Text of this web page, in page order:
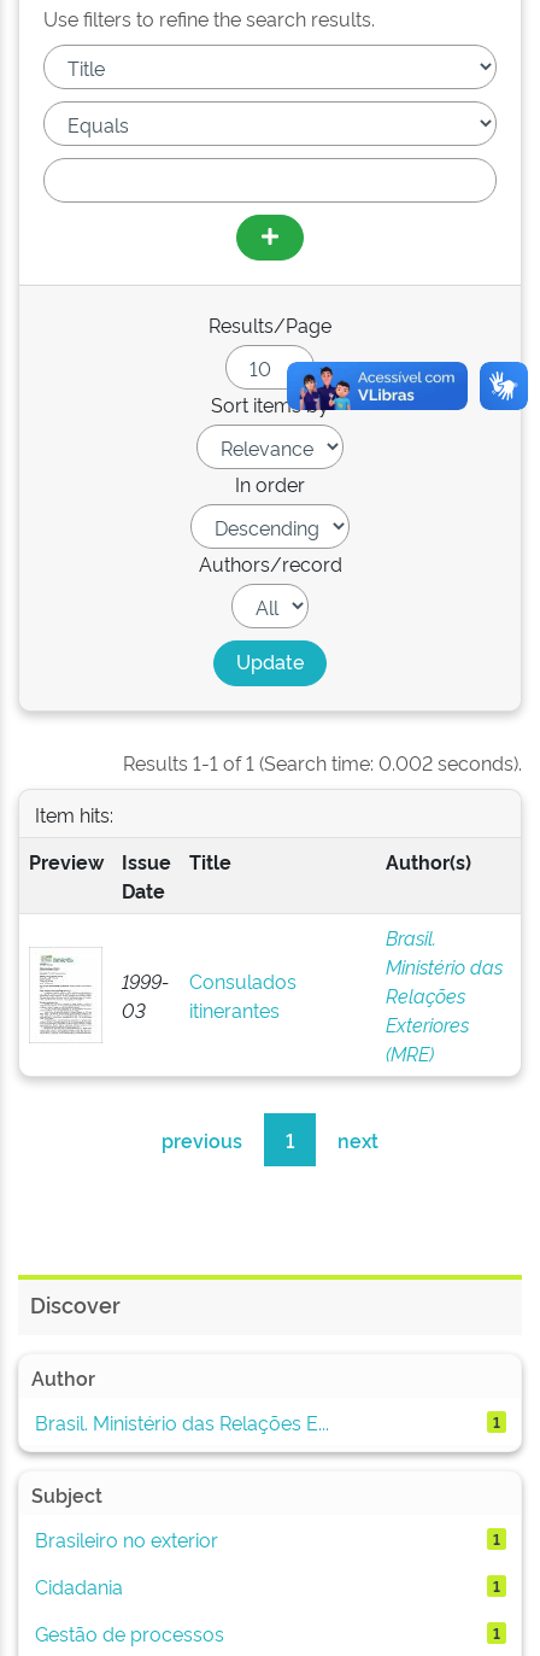
Use filters to refine the search results.
Results/Page
Sort items by
In order
Authors/record
Results 1-1 of 1 (Search time: 0.002 seconds).
Item hits:
Preview
Issue
Date
Title Author(s)
1999-
03
Consulados
itinerantes
Brasil.
Ministério das
Relações
Exteriores
(MRE)
previous 1 next
Discover
Author
Brasil. Ministério das Relações E...
1
Subject
Brasileiro no exterior
1
Cidadania 1
Gestão de processos 1